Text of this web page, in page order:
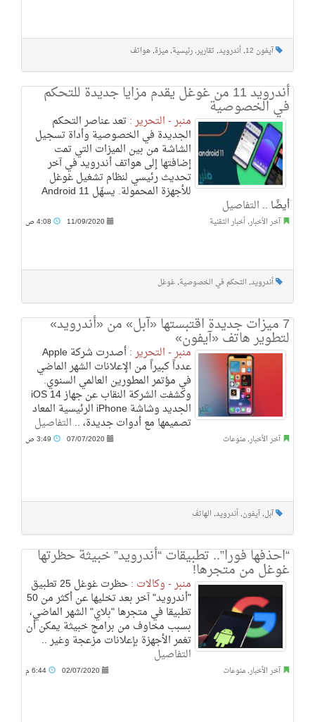
آيفون 12 , أندرويد, تقارير, رئيسية, ميزة, هواتف
أندرويد 11 من غوغل يقدم مزايا جديدة للتحكم
في الخصوصية
منبر - التحرير :تعد عناصر التحكم
الجديدة في الخصوصية وأداة تسجيل
الشاشة من بين الميزات التي تمت
إضافتها إلى هواتف أندرويد في آخر
تحديث رئيسي لنظام تشغيل غوغل
للأجهزة المحمولة. يسهّل Android 11
أيضًا .. التفاصيل
آخر الأخبار, أخبار التقنية 11/09/2020
أندرويد, التحكم في الخصوصية, غوغل
7 ميزات جديدة اقتبستها «آبل» من «أندرويد»
لتطوير هاتف «آيفون»
منبر - التحرير : أصدرت شركة Apple
عدداً كبيراً من الإعلانات الشهر الماضي
في مؤتمر المطورين العالمي السنوي.
وكشفت الشركة النقاب عن جهاز iOS 14
الجديد وشاشة iPhone الرئيسية المعاد
تصميمها مع أدوات جديدة، .. التفاصيل
آخر الأخبار, منوعات 07/07/2020
آبل, آيفون, أندرويد, الهاتف
“احذفها فورا”.. تطبيقات “أندرويد” خبيثة حظرتها
غوغل من متجرها!
منبر - وكالات : حظرت غوغل 25 تطبيق
"أندرويد" آخر بعد تخليها عن أكثر من 50
تطبيقا في متجرها "بلاي" الشهر الماضي،
بسبب مخاوف من برامج خبيثة يمكن أن
تغمر الأجهزة بإعلانات مزعجة وغير ..
التفاصيل
آخر الأخبار, منوعات 02/07/2020